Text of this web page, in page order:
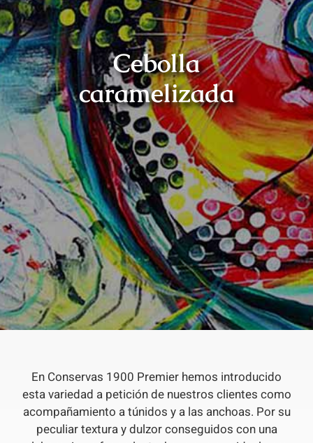
Ayuda y contacto
Cebolla
caramelizada
En Conservas 1900 Premier hemos introducido
esta variedad a petición de nuestros clientes como
acompañamiento a túnidos y a las anchoas. Por su
peculiar textura y dulzor conseguidos con una